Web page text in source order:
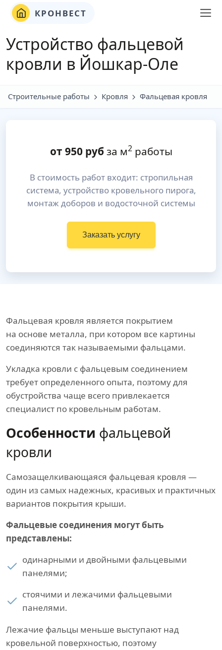
КРОНВЕСТ
Устройство фальцевой
кровли в Йошкар-Оле
Строительные работы Кровля Фальцевая кровля
от 950руб за м2работы
В стоимость работ входит: стропильная
система, устройство кровельного пирога,
монтаж доборов и водосточной системы
Заказать услугу
Фальцевая кровля является покрытием
на основе металла, при котором все картины
соединяются так называемыми фальцами.
Укладка кровли с фальцевым соединением
требует определенного опыта, поэтому для
обустройства чаще всего привлекается
специалист по кровельным работам.
Особенности фальцевой
кровли
Самозащелкивающаяся фальцевая кровля —
один из самых надежных, красивых и практичных
вариантов покрытия крыши.
Фальцевые соединения могут быть
представлены:
одинарными и двойными фальцевыми
панелями;
стоячими и лежачими фальцевыми
панелями.
Лежачие фальцы меньше выступают над
кровельной поверхностью, поэтому